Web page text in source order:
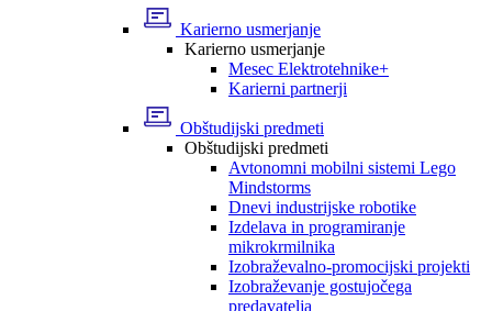
Karierno usmerjanje
Karierno usmerjanje
Mesec Elektrotehnike+
Karierni partnerji
Obštudijski predmeti
Obštudijski predmeti
Avtonomni mobilni sistemi Lego
Mindstorms
Dnevi industrijske robotike
Izdelava in programiranje
mikrokrmilnika
Izobraževalno-promocijski projekti
Izobraževanje gostujočega
predavatelja